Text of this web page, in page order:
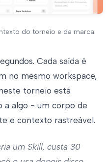
do torneio e da marca.
Cada saída é
no mesmo workspace,
torneio está
a algo - um corpo de
e contexto rastreável.
um Skill, custa 30